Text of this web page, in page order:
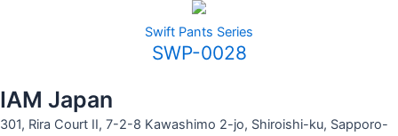
Swift Pants Series
SWP-0028
IAM Japan
301, Rira Court II, 7-2-8 Kawashimo 2-jo, Shiroishi-ku, Sapporo-